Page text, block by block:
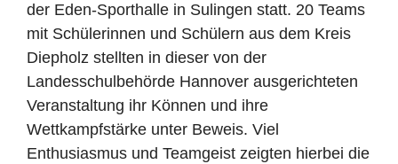
der Eden-Sporthalle in Sulingen statt. 20 Teams
mit Schülerinnen und Schülern aus dem Kreis
Diepholz stellten in dieser von der
Landesschulbehörde Hannover ausgerichteten
Veranstaltung ihr Können und ihre
Wettkampfstärke unter Beweis. Viel
Enthusiasmus und Teamgeist zeigten hierbei die